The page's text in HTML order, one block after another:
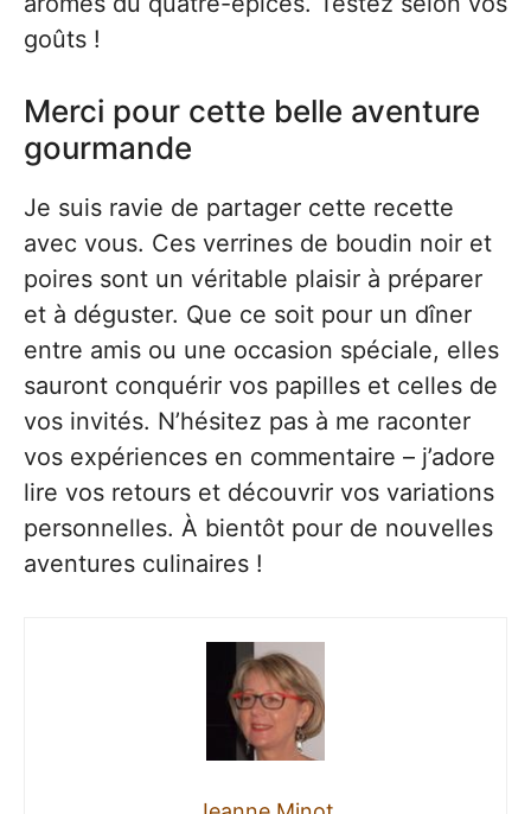
goûts !
Merci pour cette belle aventure
gourmande
Je suis ravie de partager cette recette
avec vous. Ces verrines de boudin noir et
poires sont un véritable plaisir à préparer
et à déguster. Que ce soit pour un dîner
entre amis ou une occasion spéciale, elles
sauront conquérir vos papilles et celles de
vos invités. N’hésitez pas à me raconter
vos expériences en commentaire – j’adore
lire vos retours et découvrir vos variations
personnelles. À bientôt pour de nouvelles
aventures culinaires !